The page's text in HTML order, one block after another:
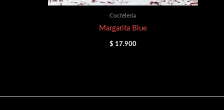
Cocteleria
Margarita Blue
$ 17.900